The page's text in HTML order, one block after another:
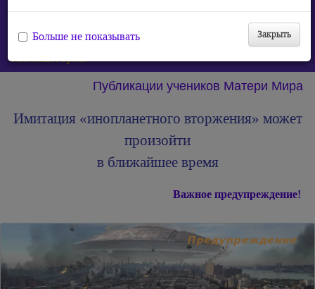
ДЭВИ ХРИСТОС
Мировое правительство и тотальный контроль
Имитация «инопланетного вторжения» может произойти в
ближайшее время
Публикации учеников Матери Мира
Имитация «инопланетного вторжения» может
произойти
в ближайшее время
Важное предупреждение!
Закрыть
Больше не показывать